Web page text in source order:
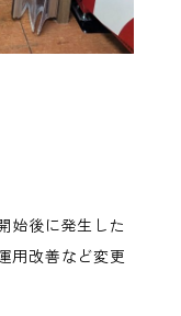
始後に発生した
用改善など変更